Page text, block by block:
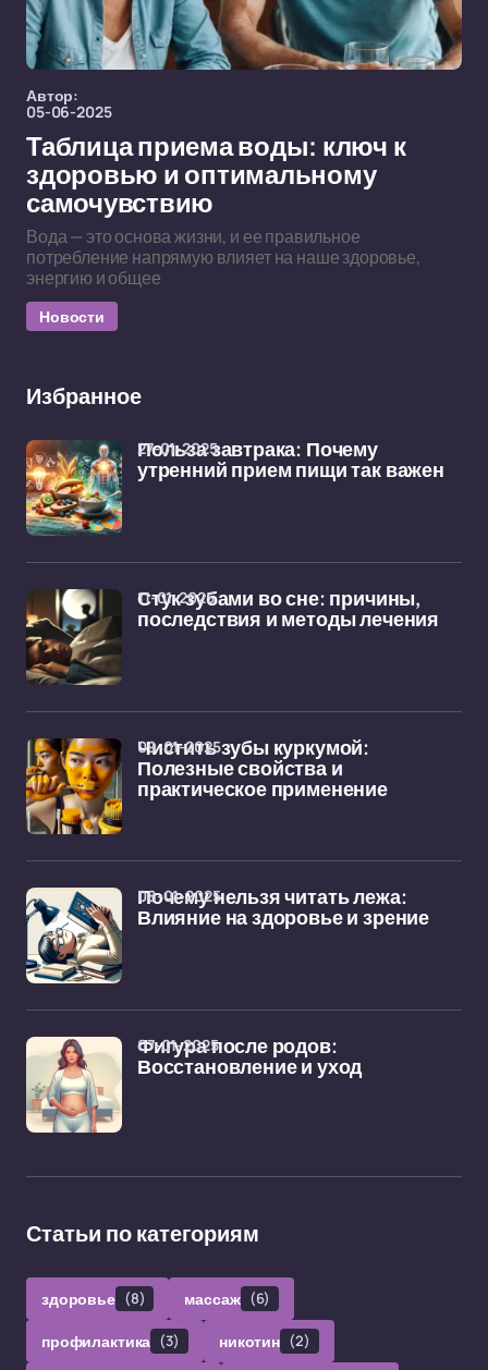
Автор:
05-06-2025
Таблица приема воды: ключ к
здоровью и оптимальному
самочувствию
Вода — это основа жизни, и ее правильное
потребление напрямую влияет на наше здоровье,
энергию и общее
Новости
Избранное
Польза завтрака: Почему
утренний прием пищи так важен
27-01-2025
Стук зубами во сне: причины,
последствия и методы лечения
11-01-2025
Чистить зубы куркумой:
Полезные свойства и
практическое применение
09-01-2025
Почему нельзя читать лежа:
Влияние на здоровье и зрение
08-01-2025
Фигура после родов:
Восстановление и уход
07-01-2025
Статьи по категориям
здоровье (8) массаж (6)
профилактика (3) никотин (2)